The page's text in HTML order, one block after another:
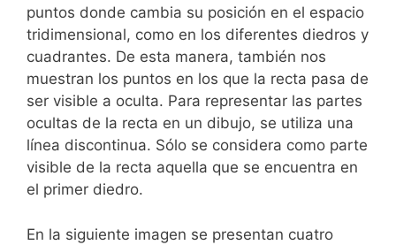
puntos donde cambia su posición en el espacio
tridimensional, como en los diferentes diedros y
cuadrantes. De esta manera, también nos
muestran los puntos en los que la recta pasa de
ser visible a oculta. Para representar las partes
ocultas de la recta en un dibujo, se utiliza una
línea discontinua. Sólo se considera como parte
visible de la recta aquella que se encuentra en
el primer diedro.
En la siguiente imagen se presentan cuatro